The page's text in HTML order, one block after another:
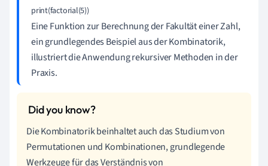
Eine Funktion zur Berechnung der Fakultät einer Zahl,
ein grundlegendes Beispiel aus der Kombinatorik,
illustriert die Anwendung rekursiver Methoden in der
Praxis.
Die Kombinatorik beinhaltet auch das Studium von
Permutationen und Kombinationen, grundlegende
Werkzeuge für das Verständnis von